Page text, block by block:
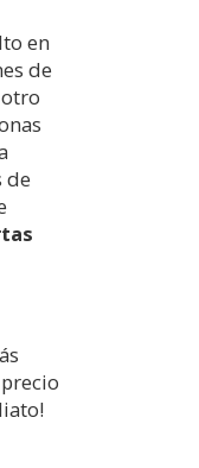
en
de
de